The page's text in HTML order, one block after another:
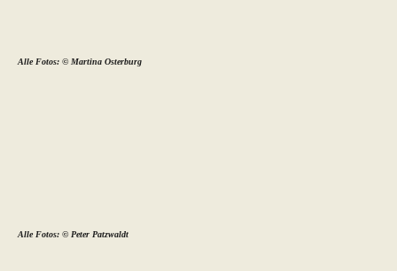
Alle Fotos: © Martina Osterburg
Alle Fotos: © Peter Patzwaldt